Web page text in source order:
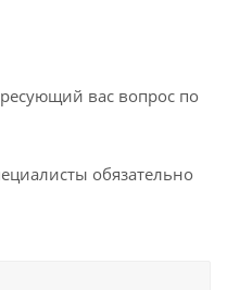
вас вопрос по
обязательно